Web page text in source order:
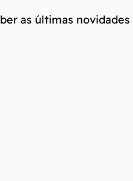
as últimas